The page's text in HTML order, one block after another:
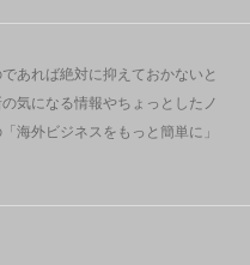
あれば絶対に抑えておかないと
気になる情報やちょっとしたノ
海外ビジネスをもっと簡単に」